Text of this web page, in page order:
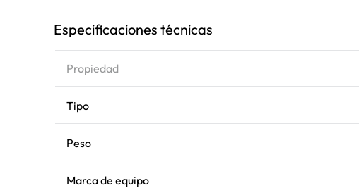
Especificaciones técnicas
Propiedad
Tipo
Peso
Marca de equipo